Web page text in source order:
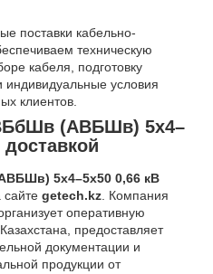
поставки кабельно-
техническую
кабеля, подготовку
условия
клиентов.
(АВБШв) 5х4–
5х4–5х50 0,66 кВ
getech.kz . Компания
оперативную
предоставляет
документации и
продукции от